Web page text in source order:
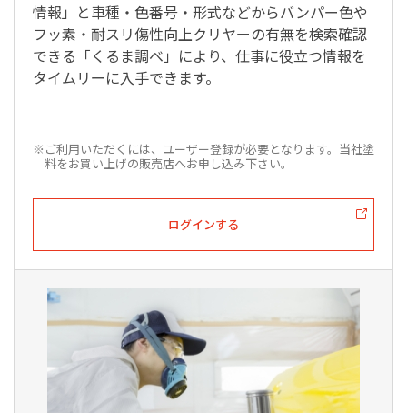
情報」と車種・色番号・形式などからバンパー色や
フッ素・耐スリ傷性向上クリヤーの有無を検索確認
できる「くるま調べ」により、仕事に役立つ情報を
タイムリーに入手できます。
※ご利用いただくには、ユーザー登録が必要となります。当社塗
料をお買い上げの販売店へお申し込み下さい。
ログインする